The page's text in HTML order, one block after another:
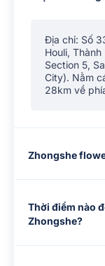
Địa chỉ: Số
Houli,
Section 5,
City). Nằm
28km về
Zhongshe
Thời điểm nào
Zhongshe?